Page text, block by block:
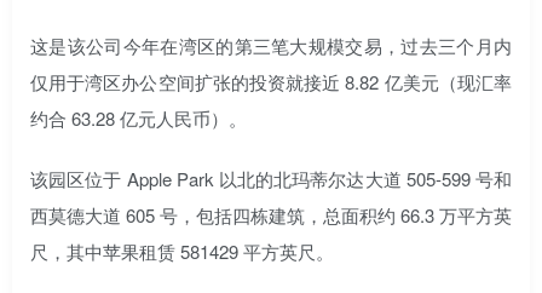
这是该公司今年在湾区的第三笔大规模交易，过去三个月内
仅用于湾区办公空间扩张的投资就接近 8.82 亿美元（现汇率
约合 63.28 亿元人民币）。
该园区位于 Apple Park 以北的北玛蒂尔达大道 505-599 号和
西莫德大道 605 号，包括四栋建筑，总面积约 66.3 万平方英
尺，其中苹果租赁 581429 平方英尺。